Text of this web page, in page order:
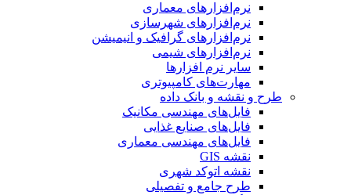
نرم‌افزارهای معماری
نرم‌افزارهای شهرسازی
نرم‌افزارهای گرافیک و انیمیشن
نرم‌افزارهای شیمی
سایر نرم افزارها
مهارت‌های کامپیوتری
طرح و نقشه و بانک داده
فایل‌های مهندسی مکانیک
فایل‌های صنایع غذایی
فایل‌های مهندسی معماری
نقشه GIS
نقشه اتوکد شهری
طرح جامع و تفصیلی